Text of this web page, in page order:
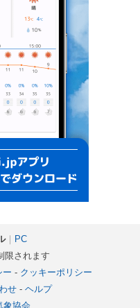
｜
PC
限されます
ー - クッキーポリシー
せ- ヘルプ
象協会